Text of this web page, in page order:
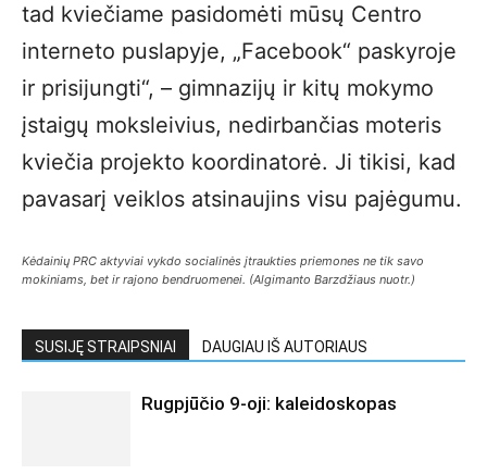
tad kviečiame pasidomėti mūsų Centro
interneto puslapyje, „Facebook“ paskyroje
ir prisijungti“, – gimnazijų ir kitų mokymo
įstaigų moksleivius, nedirbančias moteris
kviečia projekto koordinatorė. Ji tikisi, kad
pavasarį veiklos atsinaujins visu pajėgumu.
Kėdainių PRC aktyviai vykdo socialinės įtraukties priemones ne tik savo
mokiniams, bet ir rajono bendruomenei. (Algimanto Barzdžiaus nuotr.)
SUSIJĘ STRAIPSNIAI DAUGIAU IŠ AUTORIAUS
Rugpjūčio 9-oji: kaleidoskopas